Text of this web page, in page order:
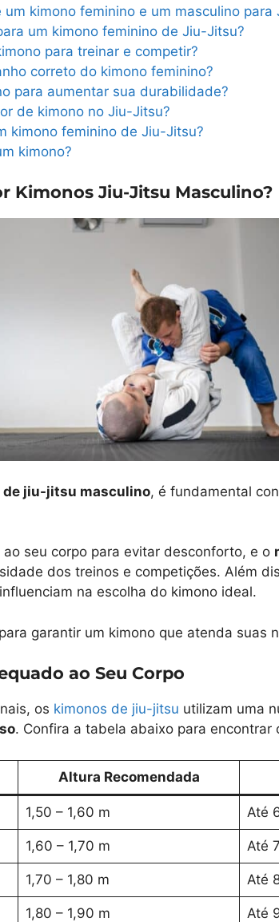
kimono feminino e um masculino para
um kimono feminino de Jiu-Jitsu?
para treinar e competir?
correto do kimono feminino?
para aumentar sua durabilidade?
de kimono no Jiu-Jitsu?
kimono feminino de Jiu-Jitsu?
kimono?
Kimonos Jiu-Jitsu Masculino?
de jiu-jitsu masculino, é fundamental
seu corpo para evitar desconforto, e o
dos treinos e competições. Além
na escolha do kimono ideal.
para garantir um kimono que atenda suas
ao Seu Corpo
os kimonos de jiu-jitsu utilizam uma
. Confira a tabela abaixo para encontrar
Altura Recomendada
1,50 – 1,60 m Até
1,60 – 1,70 m Até
1,70 – 1,80 m Até
1,80 – 1,90 m Até